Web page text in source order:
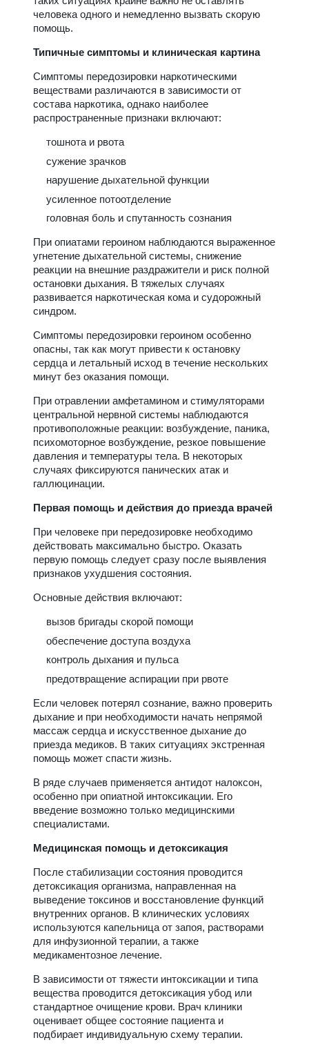
человека одного и немедленно вызвать скорую
помощь.
Типичные симптомы и клиническая картина
Симптомы передозировки наркотическими
веществами различаются в зависимости от
состава наркотика, однако наиболее
распространенные признаки включают:
тошнота и рвота
сужение зрачков
нарушение дыхательной функции
усиленное потоотделение
головная боль и спутанность сознания
При опиатами героином наблюдаются выраженное
угнетение дыхательной системы, снижение
реакции на внешние раздражители и риск полной
остановки дыхания. В тяжелых случаях
развивается наркотическая кома и судорожный
синдром.
Симптомы передозировки героином особенно
опасны, так как могут привести к остановку
сердца и летальный исход в течение нескольких
минут без оказания помощи.
При отравлении амфетамином и стимуляторами
центральной нервной системы наблюдаются
противоположные реакции: возбуждение, паника,
психомоторное возбуждение, резкое повышение
давления и температуры тела. В некоторых
случаях фиксируются панических атак и
галлюцинации.
Первая помощь и действия до приезда врачей
При человеке при передозировке необходимо
действовать максимально быстро. Оказать
первую помощь следует сразу после выявления
признаков ухудшения состояния.
Основные действия включают:
вызов бригады скорой помощи
обеспечение доступа воздуха
контроль дыхания и пульса
предотвращение аспирации при рвоте
Если человек потерял сознание, важно проверить
дыхание и при необходимости начать непрямой
массаж сердца и искусственное дыхание до
приезда медиков. В таких ситуациях экстренная
помощь может спасти жизнь.
В ряде случаев применяется антидот налоксон,
особенно при опиатной интоксикации. Его
введение возможно только медицинскими
специалистами.
Медицинская помощь и детоксикация
После стабилизации состояния проводится
детоксикация организма, направленная на
выведение токсинов и восстановление функций
внутренних органов. В клинических условиях
используются капельница от запоя, растворами
для инфузионной терапии, а также
медикаментозное лечение.
В зависимости от тяжести интоксикации и типа
вещества проводится детоксикация убод или
стандартное очищение крови. Врач клиники
оценивает общее состояние пациента и
подбирает индивидуальную схему терапии.